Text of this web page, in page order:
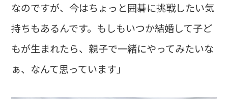
なのですが、今はちょっと囲碁に挑戦したい気
持ちもあるんです。もしもいつか結婚して子ど
もが生まれたら、親子で一緒にやってみたいな
ぁ、なんて思っています」